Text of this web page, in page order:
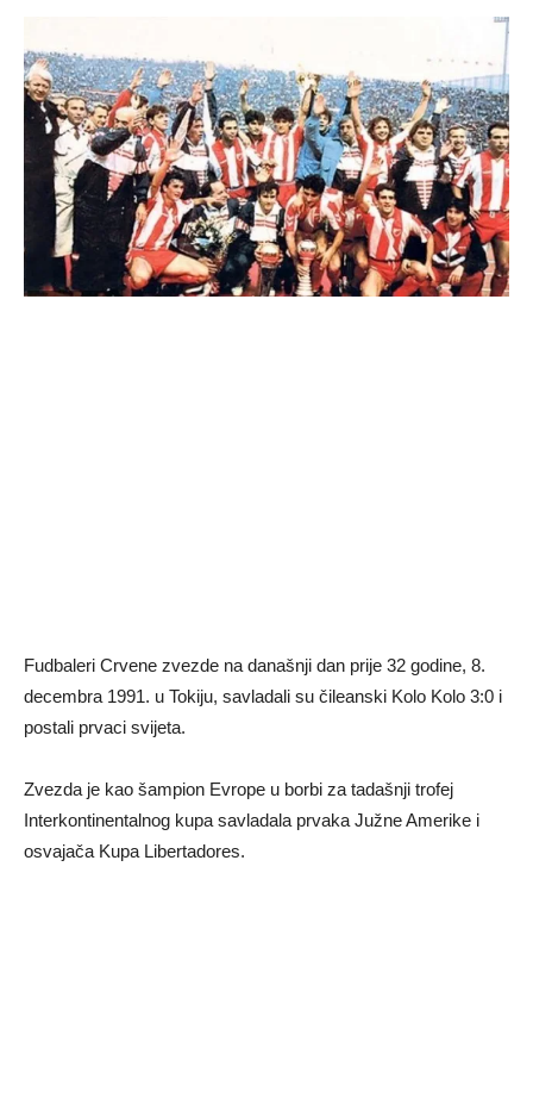
Fudbaleri Crvene zvezde na današnji dan prije 32 godine, 8.
decembra 1991. u Tokiju, savladali su čileanski Kolo Kolo 3:0 i
postali prvaci svijeta.
Zvezda je kao šampion Evrope u borbi za tadašnji trofej
Interkontinentalnog kupa savladala prvaka Južne Amerike i
osvajača Kupa Libertadores.